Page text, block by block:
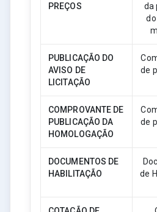
PREÇOS
da
PUBLICAÇÃO DO
AVISO DE
LICITAÇÃO
de
COMPROVANTE DE
PUBLICAÇÃO DA
HOMOLOGAÇÃO
de
DOCUMENTOS DE
HABILITAÇÃO
de